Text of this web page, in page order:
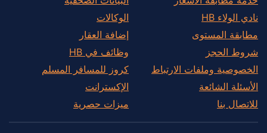
نادي الولاء HB
مطابقة المستوى
شروط الحجز
الخصوصية وملفات الارتباط
الأسئلة الشائعة
للاتصال بنا
الوكالات
إضافة العقار
وظائف في HB
كروز للمسافر المسلم
الإكسترانت
ميزات حصرية